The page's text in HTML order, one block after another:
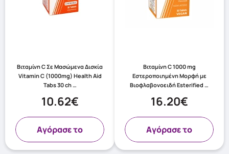
Βιταμίνη C Σε Μασώμενα Δισκία
Vitamin C (1000mg) Health Aid
Tabs 30 ch …
10.62€
Aγόρασε το
Βιταμίνη C 1000 mg
Εστεροποιημένη Μορφή με
Βιοφλαβονοειδή Esterified …
16.20€
Aγόρασε το